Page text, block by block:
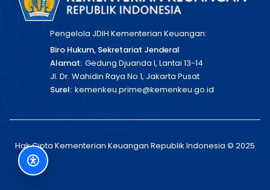
Pengelola JDIH Kementerian Keuangan:
Biro Hukum, Sekretariat Jenderal
Alamat: Gedung Djuanda I, Lantai 13-14
Jl. Dr. Wahidin Raya No 1, Jakarta Pusat
Surel: kemenkeu.prime@kemenkeu.go.id
Hak Cipta Kementerian Keuangan Republik Indonesia © 2025